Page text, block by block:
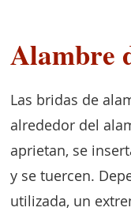
Alambre
Las bridas de
alrededor del
aprietan, se
y se tuercen.
utilizada, un